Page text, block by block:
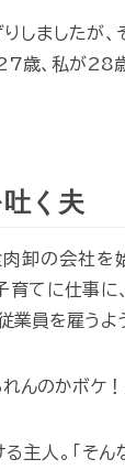
しましたが、
歳、私が28
く夫
卸の会社を
育てに仕事に
業員を雇うよ
んのかボケ！
主人。「そん